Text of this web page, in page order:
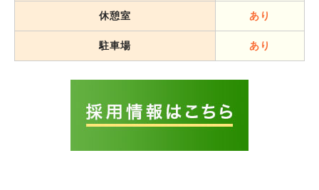
休憩室 あり
駐車場 あり